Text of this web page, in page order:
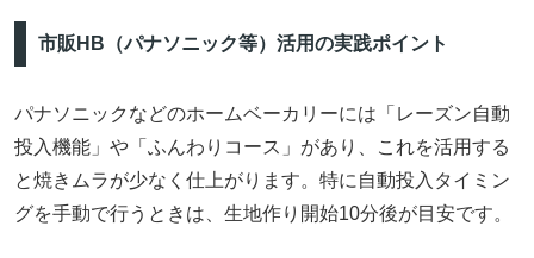
市販HB（パナソニック等）活用の実践ポイント
パナソニックなどのホームベーカリーには「レーズン自動
投入機能」や「ふんわりコース」があり、これを活用する
と焼きムラが少なく仕上がります。特に自動投入タイミン
グを手動で行うときは、生地作り開始10分後が目安です。